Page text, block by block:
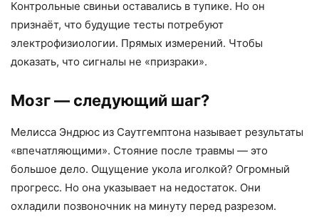
Контрольные свиньи оставались в тупике. Но он
признаёт, что будущие тесты потребуют
электрофизиологии. Прямых измерений. Чтобы
доказать, что сигналы не «призраки».
Мозг — следующий шаг?
Мелисса Эндрюс из Саутгемптона называет результаты
«впечатляющими». Стояние после травмы — это
большое дело. Ощущение укола иголкой? Огромный
прогресс. Но она указывает на недостаток. Они
охладили позвоночник на минуту перед разрезом.